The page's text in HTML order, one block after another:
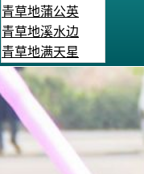
青草地蒲公英
青草地溪水边
青草地满天星